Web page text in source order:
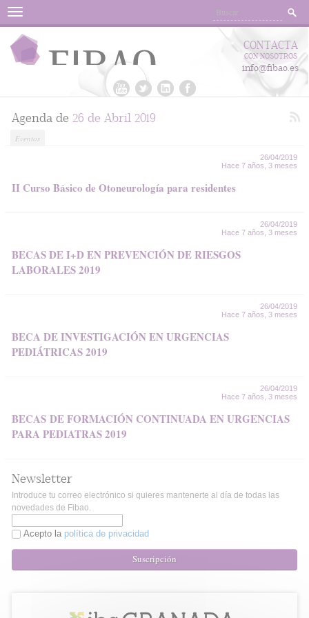
Menu
CONTACTA
CON NOSOTROS
info@fibao.es
Agenda de 26 de Abril 2019
Eventos
26/04/2019
Hace 7 años, 3 meses
II Curso Básico de Otoneurología para residentes
26/04/2019
Hace 7 años, 3 meses
BECAS DE I+D EN PREVENCIÓN DE RIESGOS
LABORALES 2019
26/04/2019
Hace 7 años, 3 meses
BECA DE INVESTIGACIÓN EN URGENCIAS
PEDIÁTRICAS 2019
26/04/2019
Hace 7 años, 3 meses
BECAS DE FORMACIÓN CONTINUADA EN URGENCIAS
PARA PEDIATRAS 2019
Newsletter
Introduce tu correo electrónico si quieres mantenerte al día de todas las
novedades de Fibao.
Acepto la política de privacidad
Suscripción